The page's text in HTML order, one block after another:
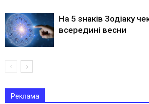
На 5 знаків Зодіаку
всередині весни
Реклама